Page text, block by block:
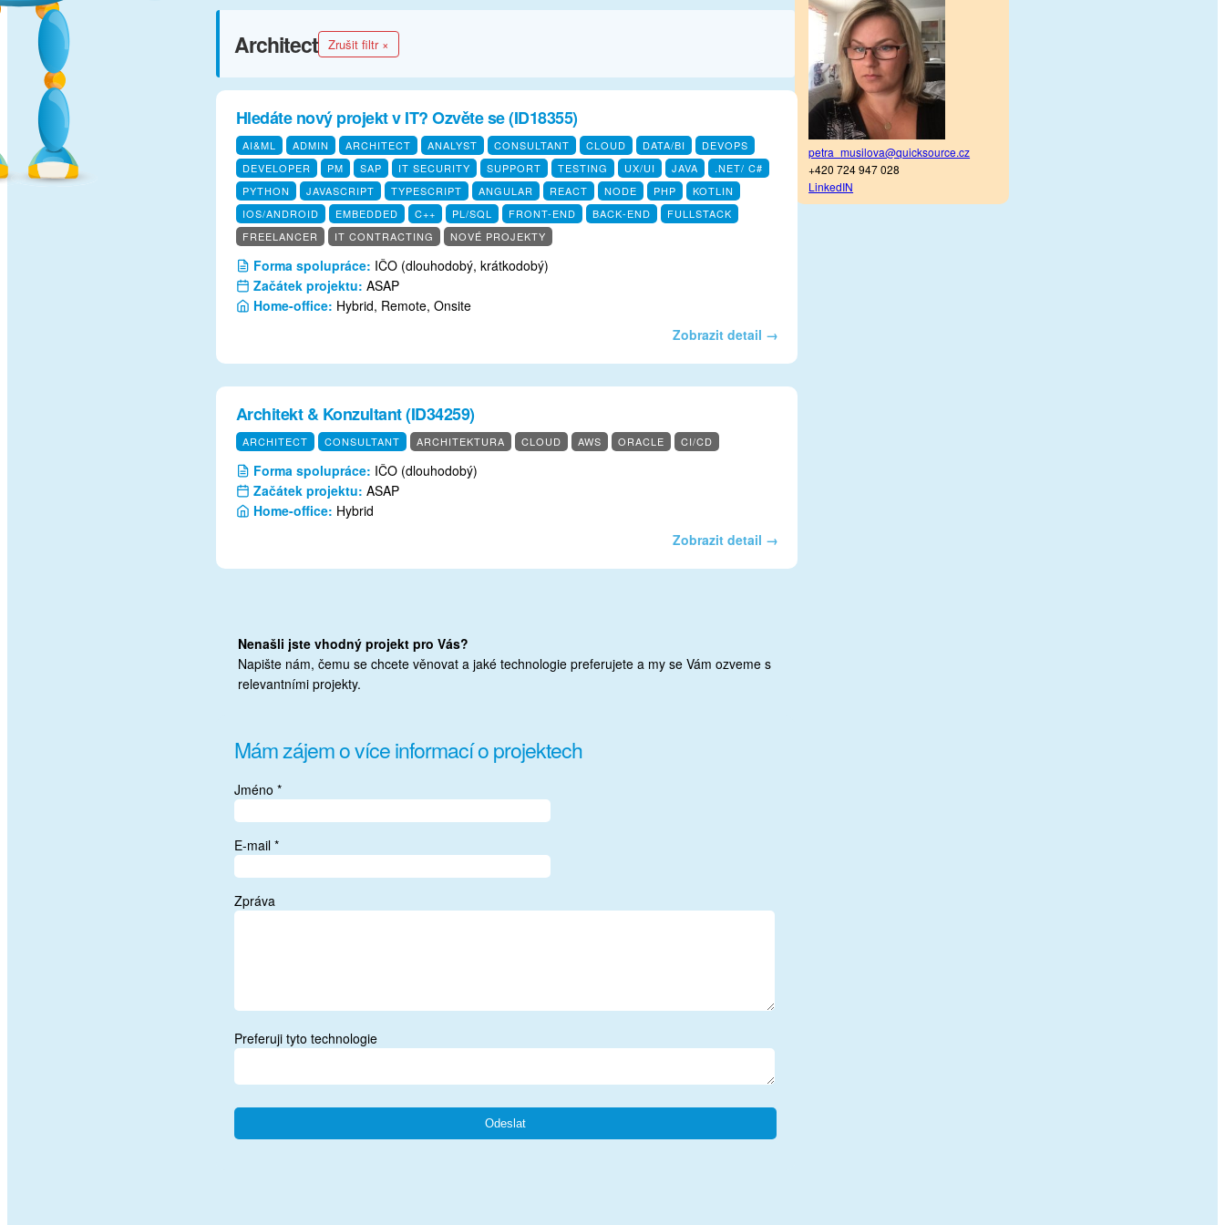
Architect Zrušit filtr ×
Hledáte nový projekt v IT? Ozvěte se (ID18355)
AI&ML ADMIN ARCHITECT ANALYST CONSULTANT CLOUD DATA/BI
DEVOPS
DEVELOPER
PM SAP IT SECURITY SUPPORT TESTING UX/UI JAVA
.NET/ C#
PYTHON
JAVASCRIPT TYPESCRIPT ANGULAR REACT NODE PHP
KOTLIN
IOS/ANDROID
EMBEDDED C++ PL/SQL FRONT-END BACK-END
FULLSTACK
FREELANCER
IT CONTRACTING NOVÉ PROJEKTY
Forma spolupráce: IČO (dlouhodobý, krátkodobý)
Začátek projektu: ASAP
Home-office: Hybrid, Remote, Onsite
Zobrazit detail →
Architekt & Konzultant (ID34259)
ARCHITECT CONSULTANT ARCHITEKTURA CLOUD AWS ORACLE CI/CD
Forma spolupráce: IČO (dlouhodobý)
Začátek projektu: ASAP
Home-office: Hybrid
Zobrazit detail →
Nenašli jste vhodný projekt pro Vás?
Napište nám, čemu se chcete věnovat a jaké technologie preferujete a my se Vám ozveme s
relevantními projekty.
Mám zájem o více informací o projektech
Jméno *
E-mail *
Zpráva
Preferuji tyto technologie
petra_musilova@quicksource.cz
+420 724 947 028
LinkedIN